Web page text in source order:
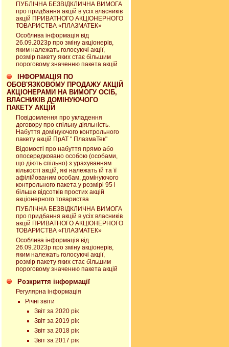
ПУБЛІЧНА БЕЗВІДКЛИЧНА ВИМОГА
про придбання акцій в усіх власників
акцій ПРИВАТНОГО АКЦІОНЕРНОГО
ТОВАРИСТВА «ПЛАЗМАТЕК»
Особлива інформація від
26.09.2023р про зміну акціонерів,
яким належать голосуючі акції,
розмір пакету яких стає більшим
пороговому значенню пакета акцій
ІНФОРМАЦІЯ ПО
ОБОВ'ЯЗКОВОМУ ПРОДАЖУ АКЦІЙ
АКЦІОНЕРАМИ НА ВИМОГУ ОСІБ,
ВЛАСНИКІВ ДОМІНУЮЧОГО
ПАКЕТУ АКЦІЙ
Повідомлення про укладення
договору про спільну діяльність.
Набуття домінуючого контрольного
пакету акцій ПрАТ " ПлазмаТек"
Відомості про набуття прямо або
опосередковано особою (особами,
що діють спільно) з урахуванням
кількості акцій, які належать їй та її
афілійованим особам, домінуючого
контрольного пакета у розмірі 95 і
більше відсотків простих акцій
акціонерного товариства
ПУБЛІЧНА БЕЗВІДКЛИЧНА ВИМОГА
про придбання акцій в усіх власників
акцій ПРИВАТНОГО АКЦІОНЕРНОГО
ТОВАРИСТВА «ПЛАЗМАТЕК»
Особлива інформація від
26.09.2023р про зміну акціонерів,
яким належать голосуючі акції,
розмір пакету яких стає більшим
пороговому значенню пакета акцій
Розкриття інформації
Регулярна інформація
Річні звіти
Звіт за 2020 рік
Звіт за 2019 рік
Звіт за 2018 рік
Звіт за 2017 рік